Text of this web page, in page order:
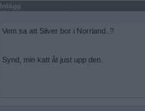
Inlägg
Vem sa att Silver bor i Norrland..?
Synd, min katt åt just upp den.